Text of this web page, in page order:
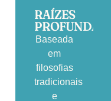
RAÍZES
PROFUNDAS
Baseada
em
filosofias
tradicionais
e